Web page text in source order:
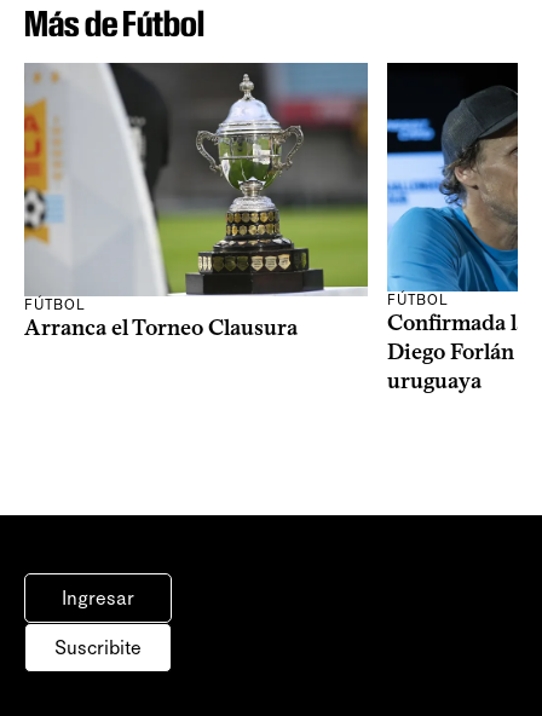
Más de Fútbol
FÚTBOL
Arranca el Torneo Clausura
FÚTBOL
Confirmada la
Diego Forlán
uruguaya
Ingresar
Suscribite